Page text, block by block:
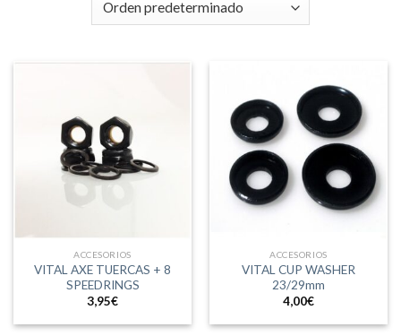
ACCESORIOS
VITAL AXE TUERCAS + 8
SPEEDRINGS
3,95€
ACCESORIOS
VITAL CUP WASHER
23/29mm
4,00€